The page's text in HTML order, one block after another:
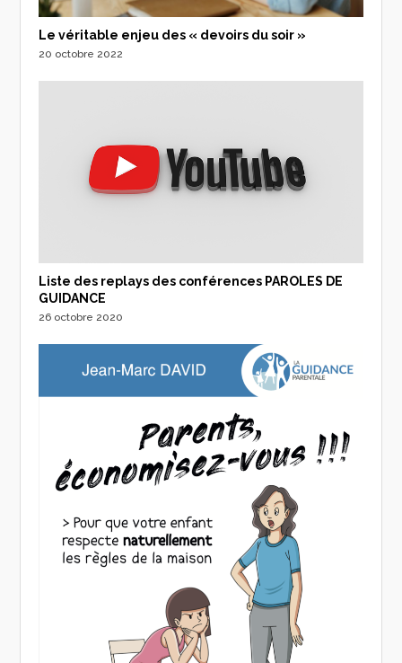
Le véritable enjeu des « devoirs du soir »
20 octobre 2022
Liste des replays des conférences PAROLES DE
GUIDANCE
26 octobre 2020